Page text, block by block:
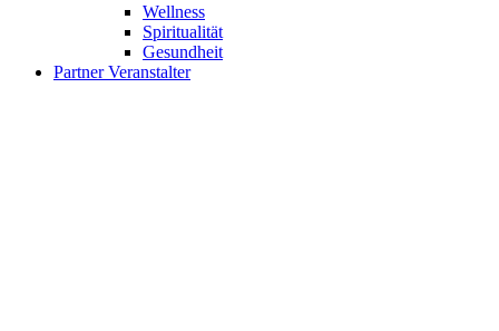
Wellness
Spiritualität
Gesundheit
Partner Veranstalter